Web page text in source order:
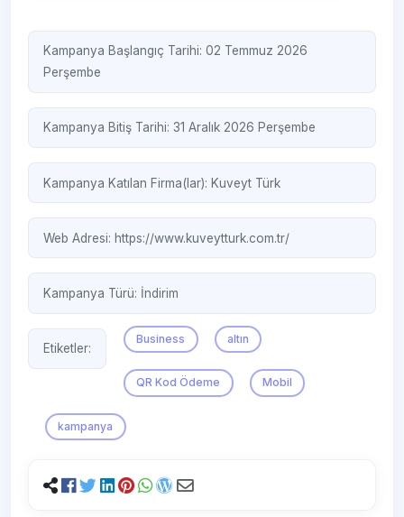
Kampanya Başlangıç Tarihi: 02 Temmuz 2026
Perşembe
Kampanya Bitiş Tarihi: 31 Aralık 2026 Perşembe
Kampanya Katılan Firma(lar): Kuveyt Türk
Web Adresi: https://www.kuveytturk.com.tr/
Kampanya Türü: İndirim
Etiketler:
Business altın
QR Kod Ödeme Mobil
kampanya